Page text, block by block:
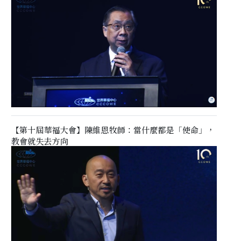
【第十屆華福大會】陳維恩牧師：當什麼都是「使命」，
教會就失去方向